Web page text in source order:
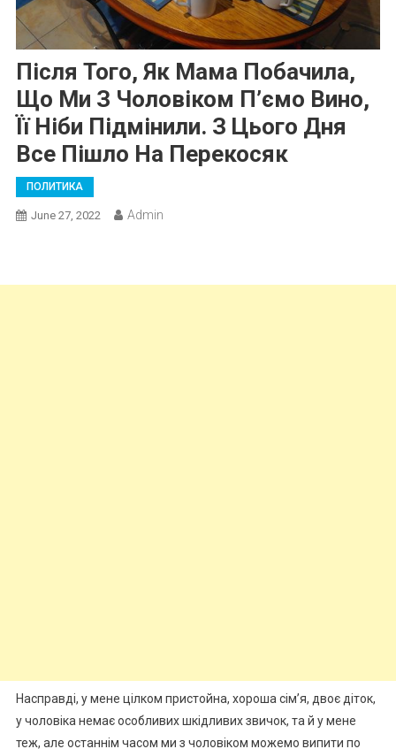
Після Того, Як Мама Побачила,
Що Ми З Чоловіком П’ємо Вино,
Її Ніби Підмінили. З Цього Дня
Все Пішло На Перекосяк
ПОЛИТИКА
June 27, 2022 Admin
Насправді, у мене цілком пристойна, хороша сім’я, двоє діток,
у чоловіка немає особливих шкідливих звичок, та й у мене
теж, але останнім часом ми з чоловіком можемо випити по